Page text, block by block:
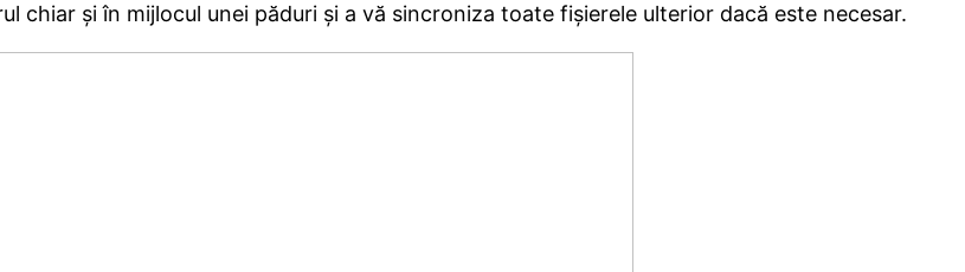
chiar și în mijlocul unei păduri și a vă sincroniza toate fișierele ulterior dacă este necesar.